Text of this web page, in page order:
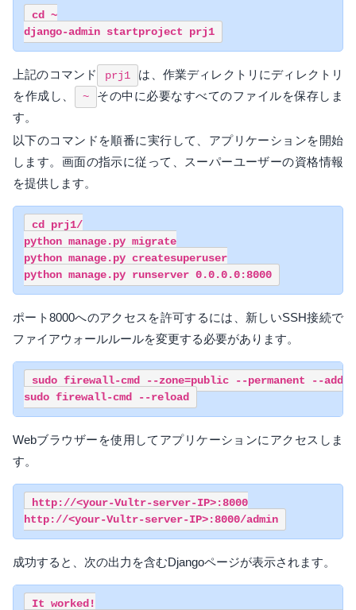
cd ~
上記のコマンド prj1
は、作業ディレクトリにディレクトリ
を作成し、
~
その中に必要なすべてのファイルを保存しま
す。
以下のコマンドを順番に実行して、アプリケーションを開始
します。画面の指示に従って、スーパーユーザーの資格情報
を提供します。
cd prj1/
python manage.py migrate
python manage.py createsuperuser
ポート8000​​へのアクセスを許可するには、新しいSSH接続で
ファイアウォールルールを変更する必要があります。
sudo firewall-cmd --zone=public --permanent --add-
Webブラウザーを使用してアプリケーションにアクセスしま
す。
http://<your-Vultr-server-IP>:8000
成功すると、次の出力を含むDjangoページが表示されます。
It worked!